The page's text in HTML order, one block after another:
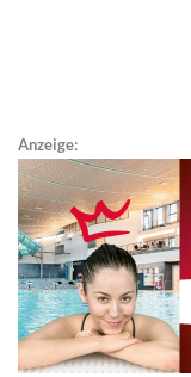
Anzeige: